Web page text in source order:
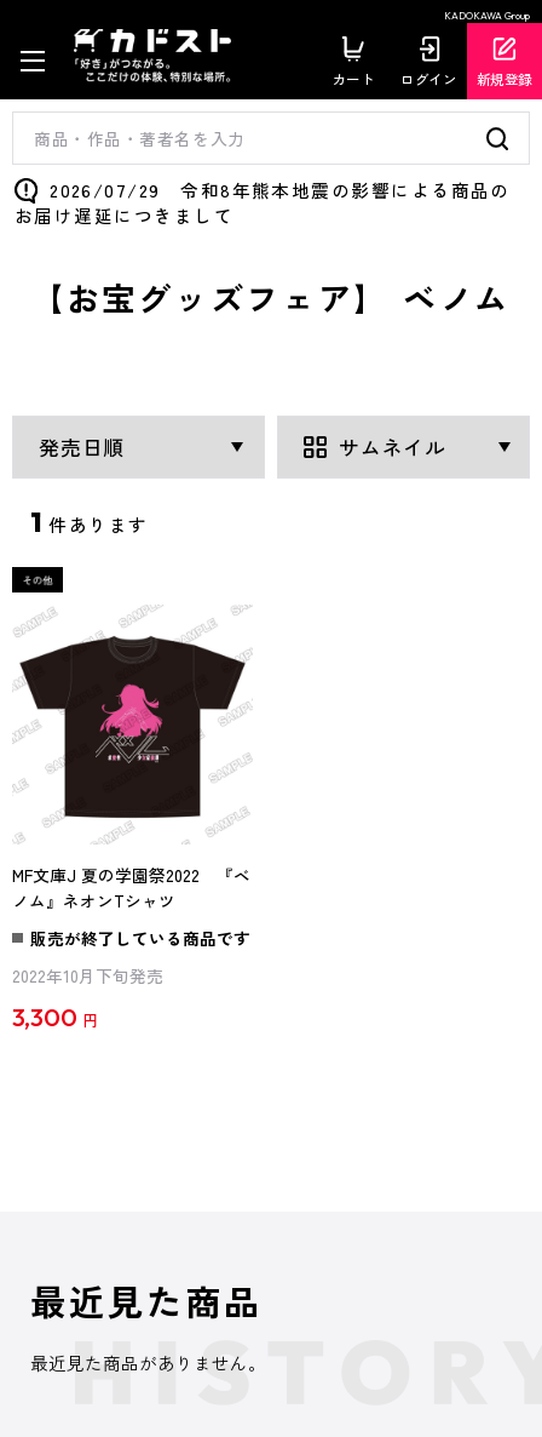
KADOKAWA Group
カート ログイン 新規登録
2026/07/29 令和8年熊本地震の影響による商品の
お届け遅延につきまして
【お宝グッズフェア】 ベノム
1 件あります
MF文庫J 夏の学園祭2022 『ベ
ノム』ネオンTシャツ
販売が終了している商品です
2022年10月下旬発売
3,300 円
最近見た商品
最近見た商品がありません。